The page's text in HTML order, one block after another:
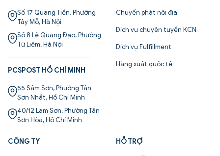
Số 17 Quang Tiến, Phường
Tây Mỗ, Hà Nội
Số 8 Lê Quang Đạo, Phường
Từ Liêm, Hà Nội
PCSPOST HỒ CHÍ MINH
55 Sầm Sơn, Phường Tân
Sơn Nhất, Hồ Chí Minh
40/12 Lam Sơn, Phường Tân
Sơn Hòa, Hồ Chí Minh
Chuyển phát nội địa
Dịch vụ chuyên tuyến KCN
Dịch vụ Fulfillment
Hàng xuất quốc tế
CÔNG TY HỖ TRỢ